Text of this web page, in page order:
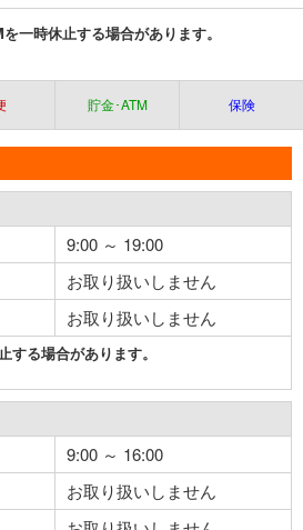
一時休止する場合があります。
貯金･ATM 保険
9:00 ～ 19:00
お取り扱いしません
お取り扱いしません
する場合があります。
9:00 ～ 16:00
お取り扱いしません